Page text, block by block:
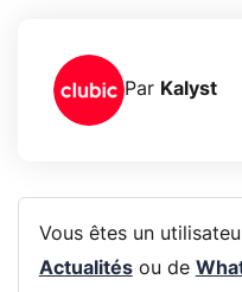
Par Kalyst
Vous êtes un
Actualitésou de